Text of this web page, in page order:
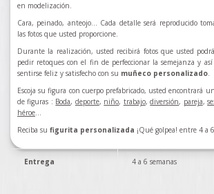
en modelización.
Cara, peinado, anteojo... Cada detalle será reproducido
las fotos que usted proporcione.
Durante la realización, usted recibirá fotos que usted
pedir retoques con el fin de perfeccionar la semejanza y así
sentirse feliz y satisfecho con su muñeco personalizado.
Escoja su figura con cuerpo prefabricado, usted encontrará
de figuras : Boda, deporte, niño, trabajo,diversión, pareja,
héroe...
Reciba su figurita personalizada ¡Qué golpea! entre 4 a
Entrega 4 a 6 semanas